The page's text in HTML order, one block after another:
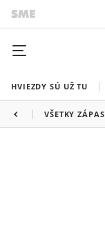
HVIEZDY SÚ UŽ TU
VŠETKY